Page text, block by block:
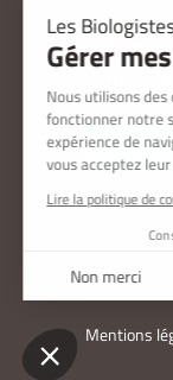
Ecrivez-
notre
Mentions